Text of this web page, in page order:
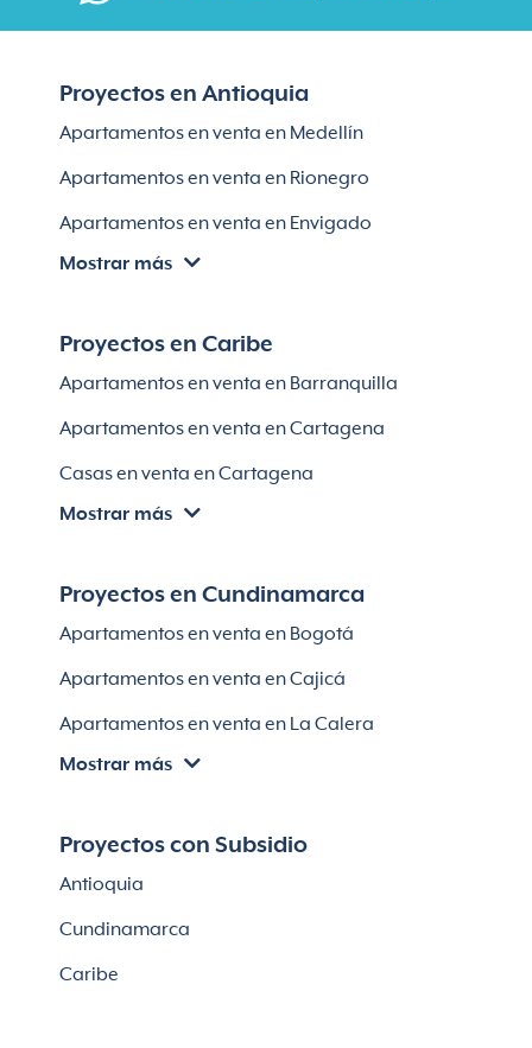
Proyectos en Antioquia
Apartamentos en venta en Medellín
Apartamentos en venta en Rionegro
Apartamentos en venta en Envigado
Apartamentos en venta en Itagüí
Apartamentos en venta en Bello
Mostrar más
Proyectos en Caribe
Apartamentos en venta en Barranquilla
Apartamentos en venta en Cartagena
Casas en venta en Cartagena
Villas en Cartagena
Apartamentos en venta en Soledad
Mostrar más
Proyectos en Cundinamarca
Apartamentos en venta en Bogotá
Apartamentos en venta en Cajicá
Apartamentos en venta en La Calera
Apartamentos en venta en Chía
Casas en Cajicá
Mostrar más
Proyectos con Subsidio
Antioquia
Cundinamarca
Caribe